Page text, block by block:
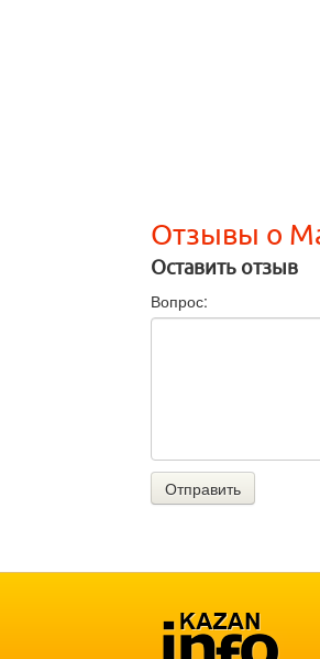
Отзывы о
Оставить отзыв
Вопрос:
Отправить